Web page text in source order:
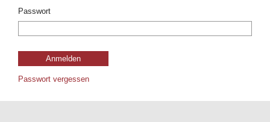
Passwort
Passwort vergessen